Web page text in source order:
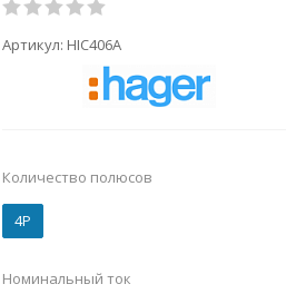
Артикул: HIC406A
Количество полюсов
4P
Номинальный ток